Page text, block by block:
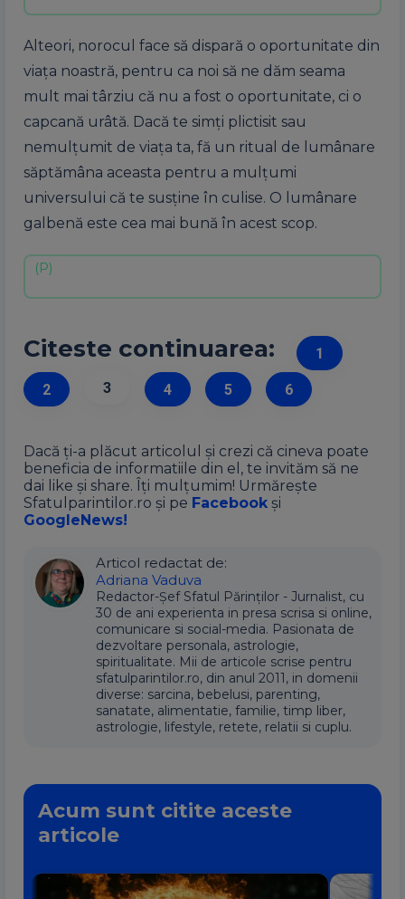
Alteori, norocul face să dispară o oportunitate din
viața noastră, pentru ca noi să ne dăm seama
mult mai târziu că nu a fost o oportunitate, ci o
capcană urâtă. Dacă te simți plictisit sau
nemulțumit de viața ta, fă un ritual de lumânare
săptămâna aceasta pentru a mulțumi
universului că te susține în culise. O lumânare
galbenă este cea mai bună în acest scop.
Citeste continuarea: 1
2 3 4 5 6
Dacă ți-a plăcut articolul și crezi că cineva poate
beneficia de informatiile din el, te invităm să ne
dai like și share. Îți mulțumim! Urmărește
Sfatulparintilor.ro și pe Facebook și
GoogleNews!
Articol redactat de:
Adriana Vaduva
Redactor-Șef Sfatul Părinților - Jurnalist, cu
30 de ani experienta in presa scrisa si online,
comunicare si social-media. Pasionata de
dezvoltare personala, astrologie,
spiritualitate. Mii de articole scrise pentru
sfatulparintilor.ro, din anul 2011, in domenii
diverse: sarcina, bebelusi, parenting,
sanatate, alimentatie, familie, timp liber,
astrologie, lifestyle, retete, relatii si cuplu.
Acum sunt citite aceste
articole